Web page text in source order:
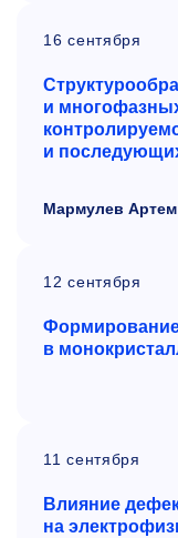
16 сентября
и
и
Мармулев
12 сентября
в
11 сентября
Влияние
на